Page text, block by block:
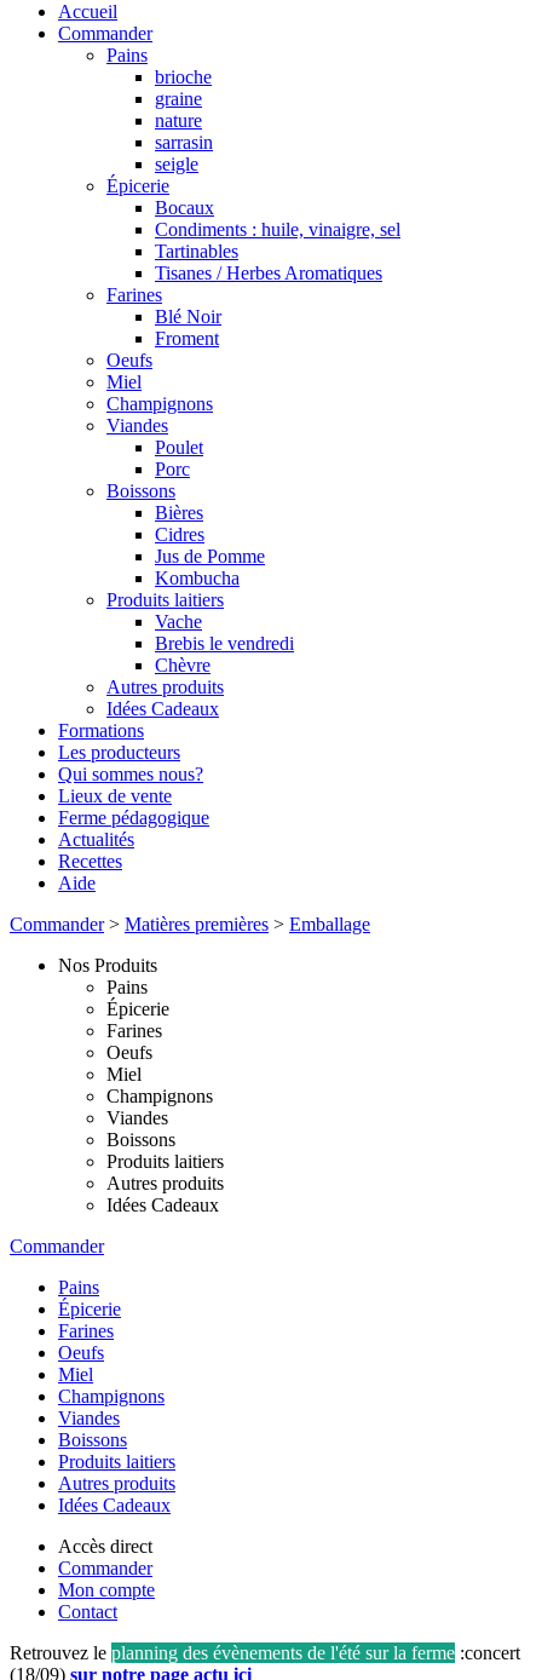
Accueil
Commander
Pains
brioche
graine
nature
sarrasin
seigle
Épicerie
Bocaux
Condiments : huile, vinaigre, sel
Tartinables
Tisanes / Herbes Aromatiques
Farines
Blé Noir
Froment
Oeufs
Miel
Champignons
Viandes
Poulet
Porc
Boissons
Bières
Cidres
Jus de Pomme
Kombucha
Produits laitiers
Vache
Brebis le vendredi
Chèvre
Autres produits
Idées Cadeaux
Formations
Les producteurs
Qui sommes nous?
Lieux de vente
Ferme pédagogique
Actualités
Recettes
Aide
Commander> Matières premières > Emballage
Nos Produits
Pains
Épicerie
Farines
Oeufs
Miel
Champignons
Viandes
Boissons
Produits laitiers
Autres produits
Idées Cadeaux
Commander
Pains
Épicerie
Farines
Oeufs
Miel
Champignons
Viandes
Boissons
Produits laitiers
Autres produits
Idées Cadeaux
Accès direct
Commander
Mon compte
Contact
Retrouvez le planning des évènements de l'été sur la ferme :concert
(18/09) sur notre page actu ici